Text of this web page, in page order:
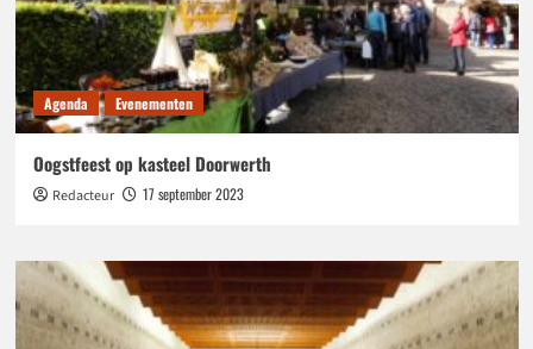
Agenda Evenementen
Oogstfeest op kasteel Doorwerth
Redacteur 17 september 2023